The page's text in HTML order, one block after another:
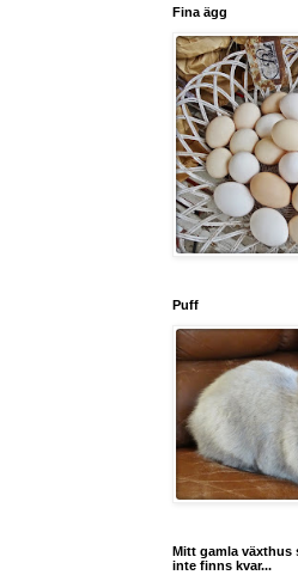
Fina ägg
Puff
Mitt gamla växthus
inte finns kvar...